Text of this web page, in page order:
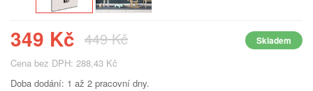
349 Kč 449 Kč Skladem
Cena bez DPH: 288,43 Kč
Doba dodání: 1 až 2 pracovní dny.